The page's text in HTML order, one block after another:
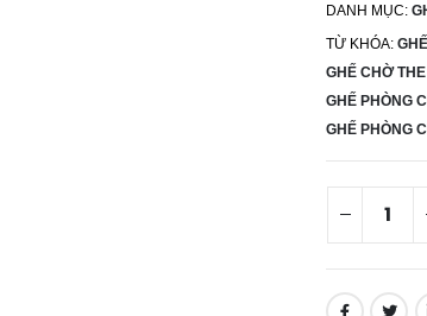
DANH MỤC:
TỪ KHÓA:
GHẾ CHỜ
GHẾ PHÒNG
GHẾ PHÒNG